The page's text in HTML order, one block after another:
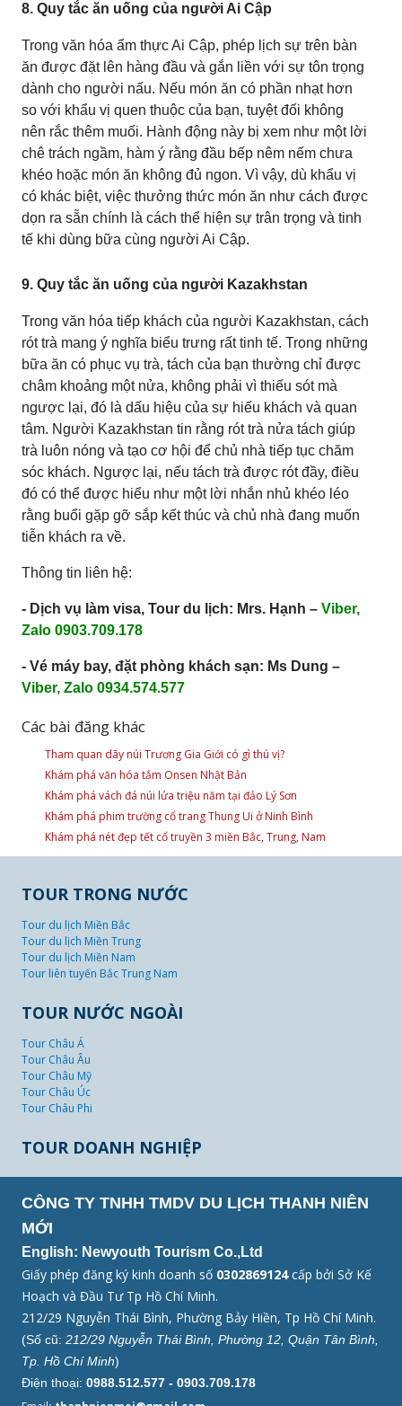
8. Quy tắc ăn uống của người Ai Cập
Trong văn hóa ẩm thực Ai Cập, phép lịch sự trên bàn
ăn được đặt lên hàng đầu và gắn liền với sự tôn trọng
dành cho người nấu. Nếu món ăn có phần nhạt hơn
so với khẩu vị quen thuộc của bạn, tuyệt đối không
nên rắc thêm muối. Hành động này bị xem như một lời
chê trách ngầm, hàm ý rằng đầu bếp nêm nếm chưa
khéo hoặc món ăn không đủ ngon. Vì vậy, dù khẩu vị
có khác biệt, việc thưởng thức món ăn như cách được
dọn ra sẵn chính là cách thể hiện sự trân trọng và tinh
tế khi dùng bữa cùng người Ai Cập.
9. Quy tắc ăn uống của người Kazakhstan
Trong văn hóa tiếp khách của người Kazakhstan, cách
rót trà mang ý nghĩa biểu trưng rất tinh tế. Trong những
bữa ăn có phục vụ trà, tách của bạn thường chỉ được
châm khoảng một nửa, không phải vì thiếu sót mà
ngược lại, đó là dấu hiệu của sự hiếu khách và quan
tâm. Người Kazakhstan tin rằng rót trà nửa tách giúp
trà luôn nóng và tạo cơ hội để chủ nhà tiếp tục chăm
sóc khách. Ngược lại, nếu tách trà được rót đầy, điều
đó có thể được hiểu như một lời nhắn nhủ khéo léo
rằng buổi gặp gỡ sắp kết thúc và chủ nhà đang muốn
tiễn khách ra về.
Thông tin liên hệ:
- Dịch vụ làm visa, Tour du lịch: Mrs. Hạnh – Viber,
Zalo 0903.709.178
- Vé máy bay, đặt phòng khách sạn: Ms Dung –
Viber, Zalo 0934.574.577
Các bài đăng khác
Tham quan dãy núi Trương Gia Giới có gì thú vị?
Khám phá văn hóa tắm Onsen Nhật Bản
Khám phá vách đá núi lửa triệu năm tại đảo Lý Sơn
Khám phá phim trường cổ trang Thung Ui ở Ninh Bình
Khám phá nét đẹp tết cổ truyền 3 miền Bắc, Trung, Nam
TOUR TRONG NƯỚC
Tour du lịch Miền Bắc
Tour du lịch Miền Trung
Tour du lịch Miền Nam
Tour liên tuyến Bắc Trung Nam
TOUR NƯỚC NGOÀI
Tour Châu Á
Tour Châu Âu
Tour Châu Mỹ
Tour Châu Úc
Tour Châu Phi
TOUR DOANH NGHIỆP
CÔNG TY TNHH TMDV DU LỊCH THANH NIÊN
MỚI
English: Newyouth Tourism Co.,Ltd
Giấy phép đăng ký kinh doanh số 0302869124cấp bởi Sở Kế
Hoạch và Đầu Tư Tp Hồ Chí Minh.
212/29 Nguyễn Thái Bình, Phường Bảy Hiền, Tp Hồ Chí Minh.
(Số cũ: 212/29 Nguyễn Thái Bình, Phường 12, Quận Tân Bình,
Tp. Hồ Chí Minh)
Điện thoại: 0988.512.577 - 0903.709.178